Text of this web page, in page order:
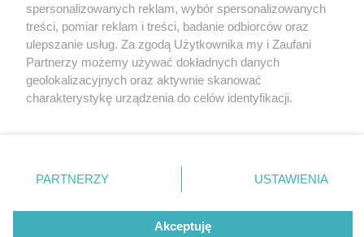
2 / 0
Nie zapomnij
zapoznać się z:
polityką prywatności
Twojemiasto
Piekary Śląskie
Chorzów
Tarnowskie Góry
Gliwice
Skontakuj sięz nami
Kontakt
Redakcja
Newsletter
spersonalizowanych reklam, wybór spersonalizowanych
treści, pomiar reklam i treści, badanie odbiorców oraz
ulepszanie usług. Za zgodą Użytkownika my i Zaufani
Partnerzy możemy używać dokładnych danych
geolokalizacyjnych oraz aktywnie skanować
charakterystykę urządzenia do celów identyfikacji.
zmienić/wycofać klikając przycisk ustawień prywatności
znajdujący się w lewym dolnym rogu strony
rodzaje przetwarzania danych nie wymagają zgody
użytkownika, ale masz prawo sprzeciwić się takiemu
PARTNERZY USTAWIENIA
Akceptuję